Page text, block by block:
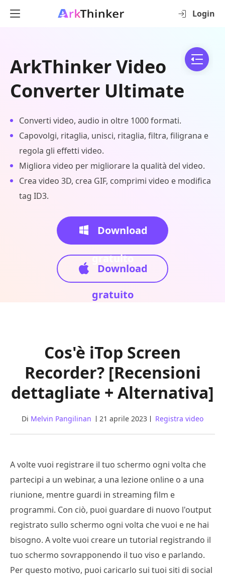
Login
ArkThinker Video
Converter Ultimate
Converti video, audio in oltre 1000 formati.
Capovolgi, ritaglia, unisci, ritaglia, filtra, filigrana e
regola gli effetti video.
Migliora video per migliorare la qualità del video.
Crea video 3D, crea GIF, comprimi video e modifica
tag ID3.
Download
gratuito
Download
gratuito
Cos'è iTop Screen
Recorder? [Recensioni
dettagliate + Alternativa]
Di Melvin Pangilinan 21 aprile 2023 Registra video
A volte vuoi registrare il tuo schermo ogni volta che
partecipi a un webinar, a una lezione online o a una
riunione, mentre guardi in streaming film e
programmi. Con ciò, puoi guardare di nuovo l'output
registrato sullo schermo ogni volta che vuoi e ne hai
bisogno. A volte vuoi creare un tutorial registrando il
tuo schermo sovrapponendo il tuo viso e parlando.
Per questo motivo, puoi caricarlo sui tuoi siti di social